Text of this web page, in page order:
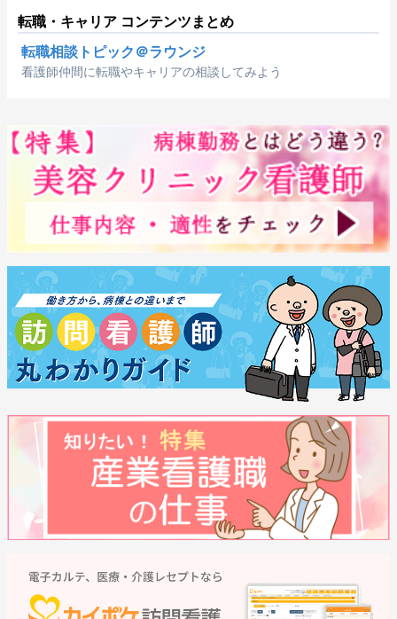
転職・キャリア コンテンツまとめ
転職相談トピック＠ラウンジ
看護師仲間に転職やキャリアの相談してみよう